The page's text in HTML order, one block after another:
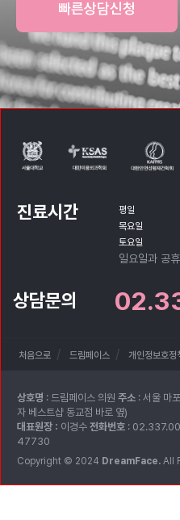
진료시간 평일
목요일
토요일
일요일과 공
상담문의
처음으로 드림페이스 개인정보호정
상호명 : 드림페이스 의원 주소 : 서울 마
자 베스트샵 동교점 바로 옆)
대표원장 : 이경수 전화번호 :
47730
Copyright © 2024 DreamFace. All